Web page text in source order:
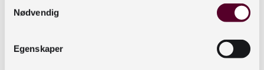
Nødvendig
Egenskaper
Prosjektalternativ og konsept:
vurdert, og det endelige valget.